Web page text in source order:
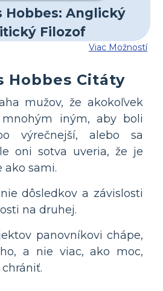
Viac Možností
Hobbes Citáty
mužov, že akokoľvek
iným, aby boli
výrečnejší, alebo sa
oni sotva uveria, že je
ako sami.
dôsledkov a závislosti
na druhej.
panovníkovi chápe,
a nie viac, ako moc,